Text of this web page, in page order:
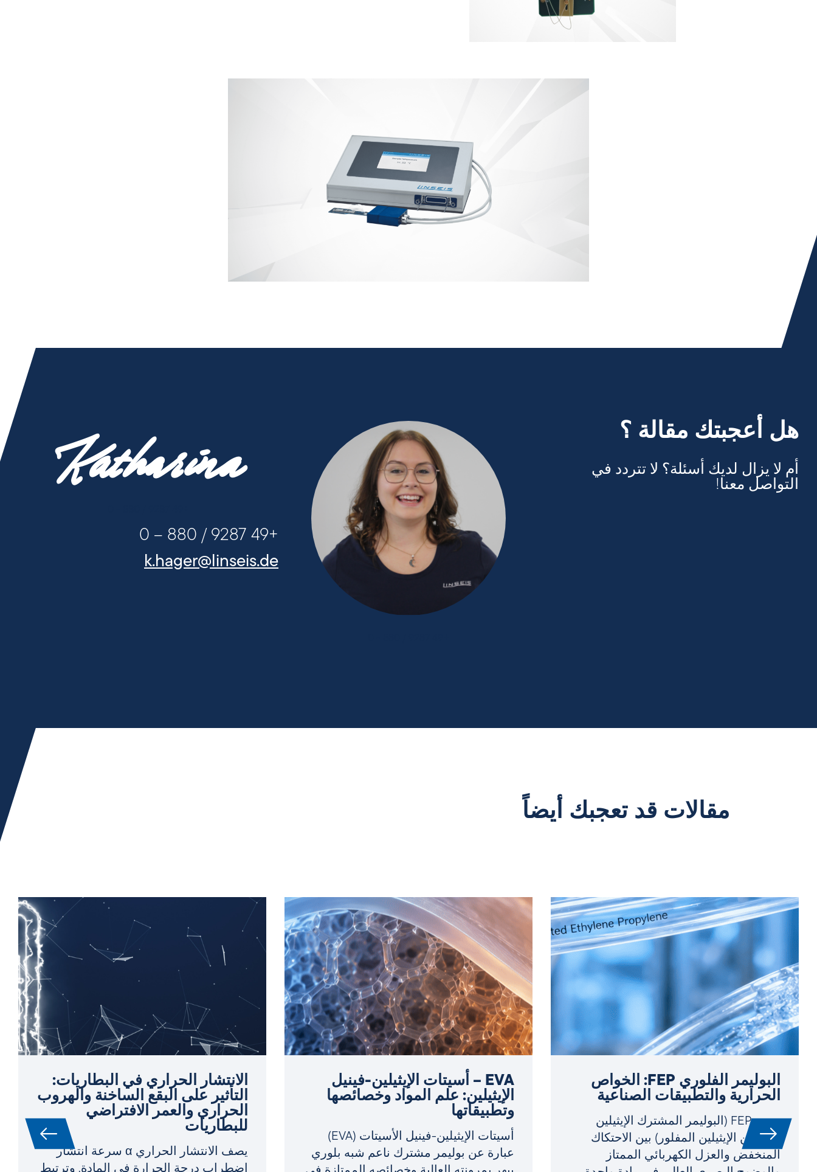
هل أعجبتك مقالة ؟
أم لا يزال لديك أسئلة؟ لا تتردد في
التواصل معنا!
Katharina
+49 9287 / 880 – 0
k.hager@linseis.de
مقالات قد تعجبك أيضاً
البوليمر الفلوري FEP: الخواص
الحرارية والتطبيقات الصناعية
يجمع FEP (البوليمر المشترك الإيثيلين
بروبيلين الإيثيلين المفلور) بين الاحتكاك
المنخفض والعزل الكهربائي الممتاز
EVA – أسيتات الإيثيلين-فينيل
الإيثيلين: علم المواد وخصائصها
وتطبيقاتها
أسيتات الإيثيلين-فينيل الأسيتات (EVA)
عبارة عن بوليمر مشترك ناعم شبه بلوري
الانتشار الحراري في البطاريات:
التأثير على البقع الساخنة والهروب
الحراري والعمر الافتراضي
للبطاريات
يصف الانتشار الحراري α سرعة انتشار
اضطراب درجة الحرارة في المادة. وترتبط